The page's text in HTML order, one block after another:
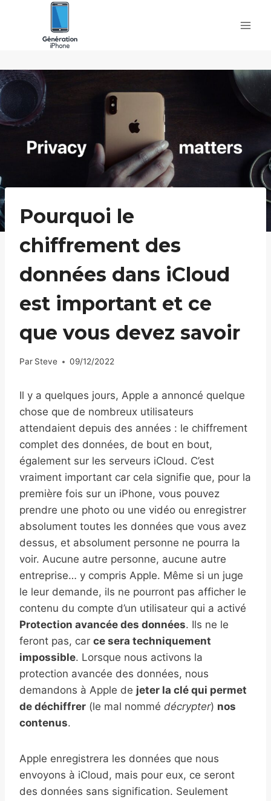
Pourquoi le
chiffrement des
données dans iCloud
est important et ce
que vous devez savoir
Par Steve 09/12/2022
Il y a quelques jours, Apple a annoncé quelque
chose que de nombreux utilisateurs
attendaient depuis des années : le chiffrement
complet des données, de bout en bout,
également sur les serveurs iCloud. C’est
vraiment important car cela signifie que, pour la
première fois sur un iPhone, vous pouvez
prendre une photo ou une vidéo ou enregistrer
absolument toutes les données que vous avez
dessus, et absolument personne ne pourra la
voir. Aucune autre personne, aucune autre
entreprise… y compris Apple. Même si un juge
le leur demande, ils ne pourront pas afficher le
contenu du compte d’un utilisateur qui a activé
Protection avancée des données. Ils ne le
feront pas, car ce sera techniquement
impossible. Lorsque nous activons la
protection avancée des données, nous
demandons à Apple de jeter la clé qui permet
de déchiffrer (le mal nommé décrypter) nos
contenus.
Apple enregistrera les données que nous
envoyons à iCloud, mais pour eux, ce seront
des données sans signification. Seulement